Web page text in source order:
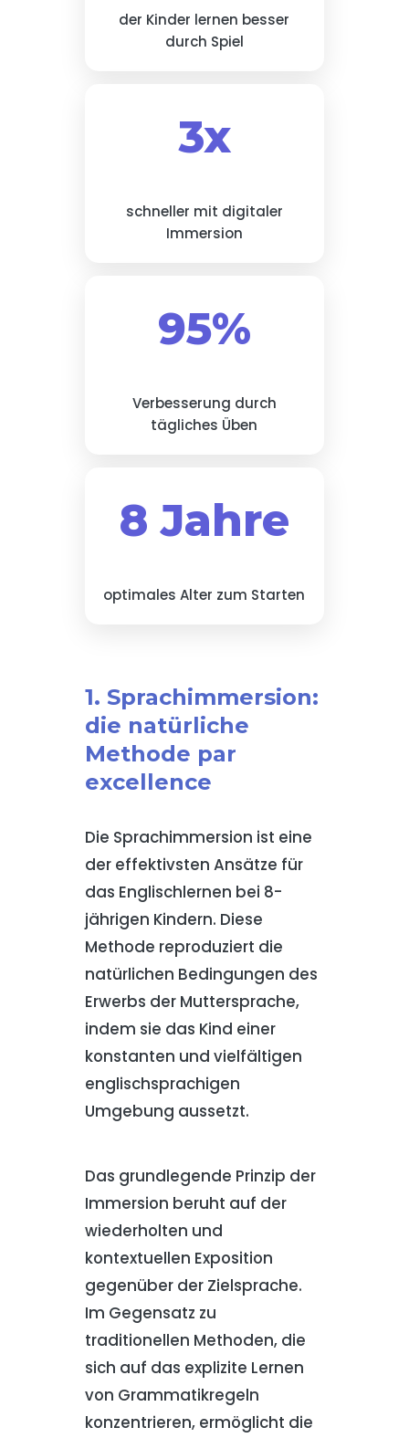
der Kinder lernen besser
durch Spiel
3x
schneller mit digitaler
Immersion
95%
Verbesserung durch
tägliches Üben
8 Jahre
optimales Alter zum Starten
1. Sprachimmersion:
die natürliche
Methode par
excellence
Die Sprachimmersion ist eine
der effektivsten Ansätze für
das Englischlernen bei 8-
jährigen Kindern. Diese
Methode reproduziert die
natürlichen Bedingungen des
Erwerbs der Muttersprache,
indem sie das Kind einer
konstanten und vielfältigen
englischsprachigen
Umgebung aussetzt.
Das grundlegende Prinzip der
Immersion beruht auf der
wiederholten und
kontextuellen Exposition
gegenüber der Zielsprache.
Im Gegensatz zu
traditionellen Methoden, die
sich auf das explizite Lernen
von Grammatikregeln
konzentrieren, ermöglicht die